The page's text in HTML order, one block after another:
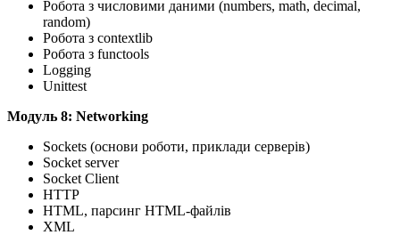
Робота з числовими даними (numbers, math, decimal,
random)
Робота з contextlib
Робота з functools
Logging
Unittest
Mодуль 8: Networking
Sockets (основи роботи, приклади серверів)
Socket server
Socket Client
HTTP
HTML, парсинг HTML-файлів
XML